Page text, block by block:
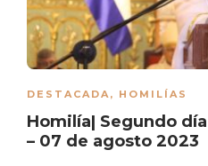
DESTACADA, HOMILÍAS
Homilía| Segundo
– 07 de agosto 2023